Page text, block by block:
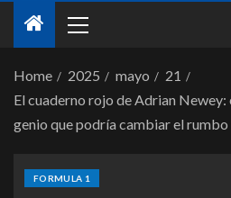
Home 2025 mayo
21
El cuaderno rojo de Adrian Newey:
genio que podría cambiar el
FORMULA 1